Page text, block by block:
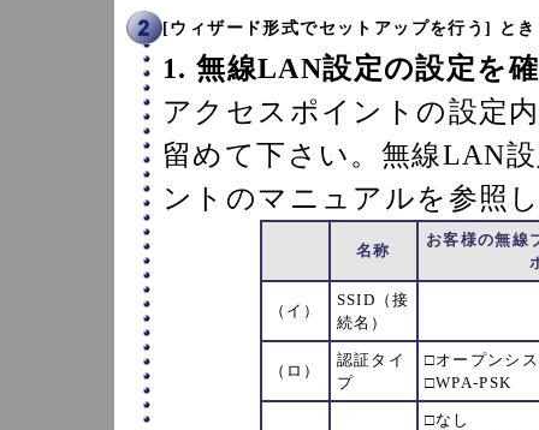
[ウィザード形式でセットアップを行う] とき
1. 無線LAN設定の設定を
アクセスポイントの設定
留めて下さい。無線LAN
ントのマニュアルを参照
名称
お客様の無線
（イ）
SSID（接
続名）
（ロ）
認証タイ
プ
□オープンシ
□WPA-PSK
□なし